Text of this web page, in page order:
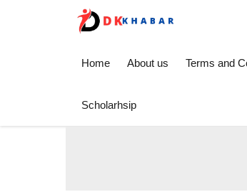
Home About us Terms and
Scholarhsip